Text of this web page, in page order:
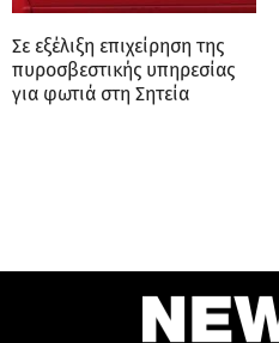
Σε εξέλιξη επιχείρηση της
πυροσβεστικής υπηρεσίας
για φωτιά στη Σητεία